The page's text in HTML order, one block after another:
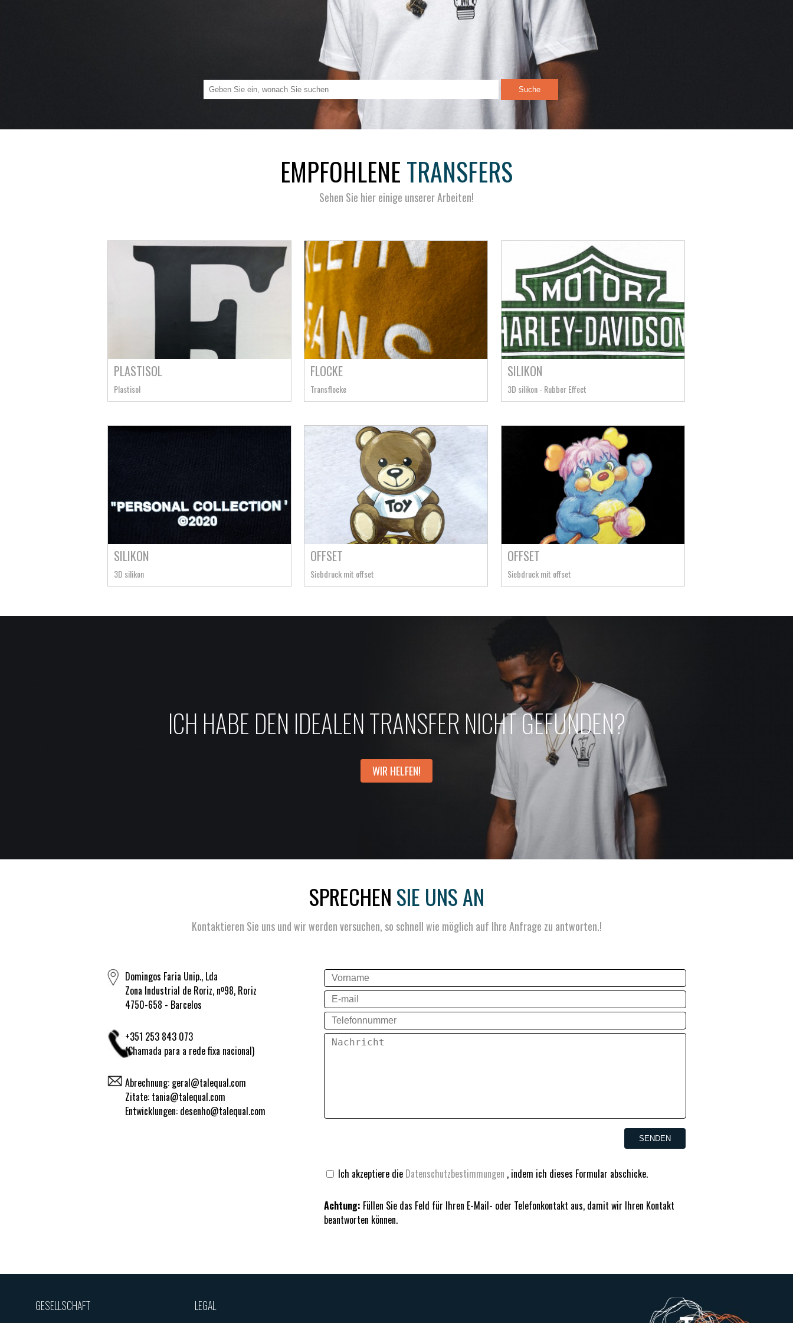
EMPFOHLENETRANSFERS
Sehen Sie hier einige unserer Arbeiten!
PLASTISOL
Plastisol
FLOCKE
Transflocke
SILIKON
3D silikon - Rubber Effect
SILIKON
3D silikon
OFFSET
Siebdruck mit offset
OFFSET
Siebdruck mit offset
ICH HABE DEN IDEALEN TRANSFER NICHT GEFUNDEN?
WIR HELFEN!
SPRECHEN SIE UNS AN
Kontaktieren Sie uns und wir werden versuchen, so schnell wie möglich auf Ihre Anfrage zu antworten.!
Domingos Faria Unip., Lda
Zona Industrial de Roriz, nº98, Roriz
4750-658 - Barcelos
+351 253 843 073
(Chamada para a rede fixa nacional)
Abrechnung: geral@talequal.com
Zitate: tania@talequal.com
Entwicklungen: desenho@talequal.com
Ich akzeptiere die Datenschutzbestimmungen , indem ich dieses Formular abschicke.
Achtung: Füllen Sie das Feld für Ihren E-Mail- oder Telefonkontakt aus, damit wir Ihren Kontakt
beantworten können.
GESELLSCHAFT LEGAL